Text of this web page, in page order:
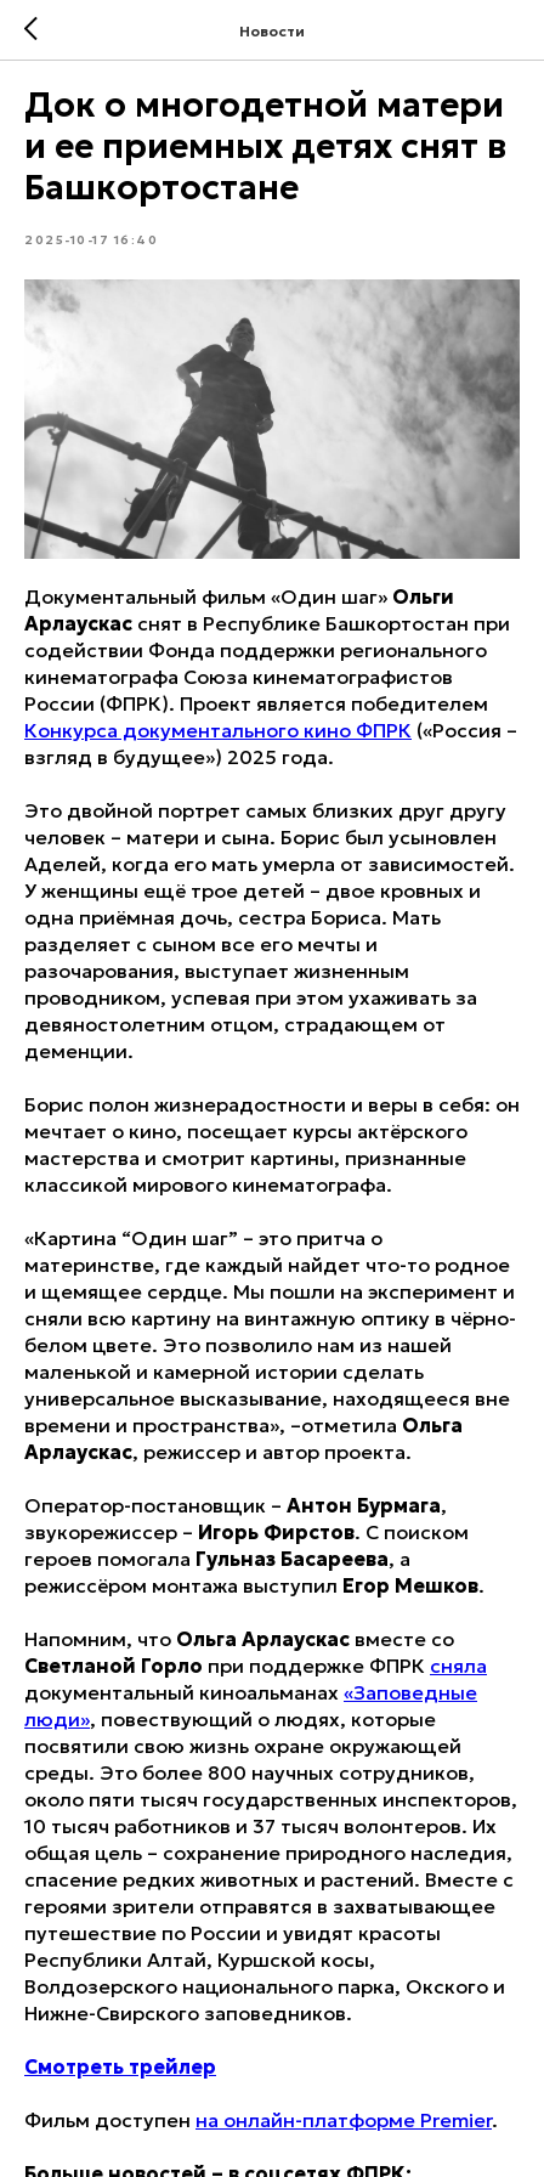
Новости
Док о многодетной матери
и ее приемных детях снят в
Башкортостане
2025-10-17 16:40
Документальный фильм «Один шаг» Ольги
Арлаускас снят в Республике Башкортостан при
содействии Фонда поддержки регионального
кинематографа Союза кинематографистов
России (ФПРК). Проект является победителем
Конкурса документального кино ФПРК («Россия –
взгляд в будущее») 2025 года.
Это двойной портрет самых близких друг другу
человек – матери и сына. Борис был усыновлен
Аделей, когда его мать умерла от зависимостей.
У женщины ещё трое детей – двое кровных и
одна приёмная дочь, сестра Бориса. Мать
разделяет с сыном все его мечты и
разочарования, выступает жизненным
проводником, успевая при этом ухаживать за
девяностолетним отцом, страдающем от
деменции.
Борис полон жизнерадостности и веры в себя: он
мечтает о кино, посещает курсы актёрского
мастерства и смотрит картины, признанные
классикой мирового кинематографа.
«Картина “Один шаг” – это притча о
материнстве, где каждый найдет что-то родное
и щемящее сердце. Мы пошли на эксперимент и
сняли всю картину на винтажную оптику в чёрно-
белом цвете. Это позволило нам из нашей
маленькой и камерной истории сделать
универсальное высказывание, находящееся вне
времени и пространства», –отметила Ольга
Арлаускас, режиссер и автор проекта.
Оператор-постановщик – Антон Бурмага,
звукорежиссер – Игорь Фирстов. С поиском
героев помогала Гульназ Басареева, а
режиссёром монтажа выступил Егор Мешков.
Напомним, что Ольга Арлаускас вместе со
Светланой Горло при поддержке ФПРК сняла
документальный киноальманах «Заповедные
люди», повествующий о людях, которые
посвятили свою жизнь охране окружающей
среды. Это более 800 научных сотрудников,
около пяти тысяч государственных инспекторов,
10 тысяч работников и 37 тысяч волонтеров. Их
общая цель – сохранение природного наследия,
спасение редких животных и растений. Вместе с
героями зрители отправятся в захватывающее
путешествие по России и увидят красоты
Республики Алтай, Куршской косы,
Волдозерского национального парка, Окского и
Нижне-Свирского заповедников.
Смотреть трейлер
Фильм доступен на онлайн-платформе Premier.